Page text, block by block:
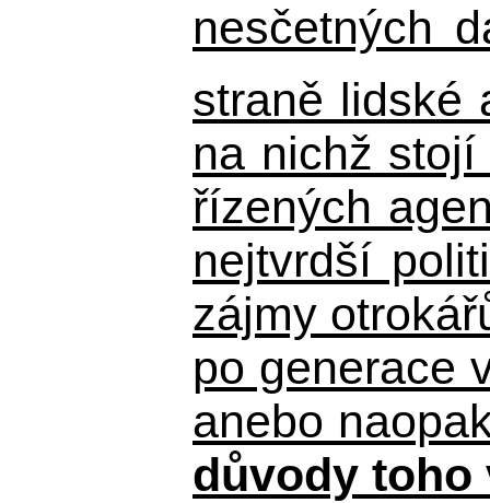
nesčetných
straně lidské
na nichž
řízených
nejtvrdší
zájmy
po generace
anebo
důvody toho